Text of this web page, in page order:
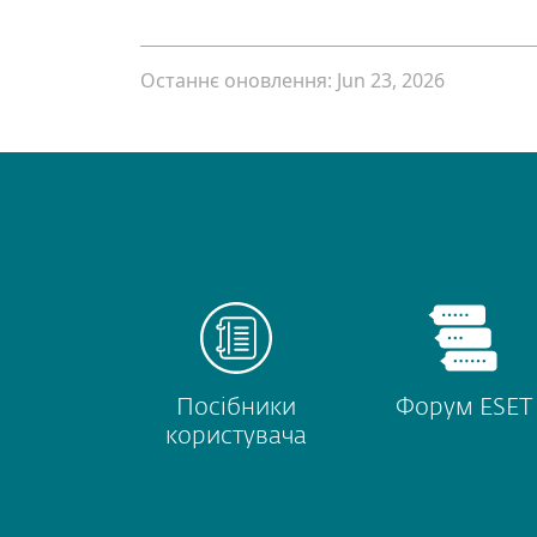
Останнє оновлення: Jun 23, 2026
Посібники
користувача
Форум ESET